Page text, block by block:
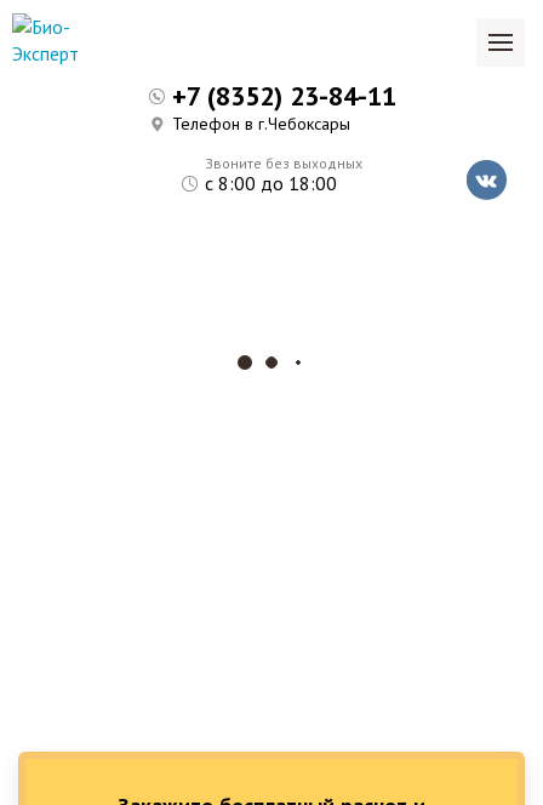
Звоните без выходных
с 8:00 до 18:00
+7 (8352) 23-84-11
Телефон в г.Чебоксары